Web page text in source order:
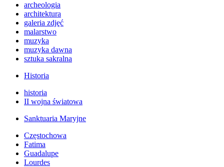
archeologia
architektura
galeria zdjęć
malarstwo
muzyka
muzyka dawna
sztuka sakralna
Historia
historia
II wojna światowa
Sanktuaria Maryjne
Częstochowa
Fatima
Guadalupe
Lourdes